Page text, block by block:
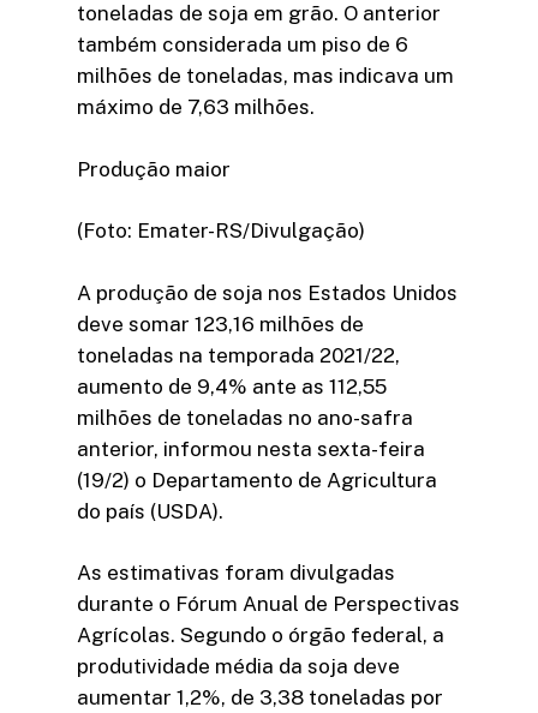
toneladas de soja em grão. O anterior
também considerada um piso de 6
milhões de toneladas, mas indicava um
máximo de 7,63 milhões.
Produção maior
(Foto: Emater-RS/Divulgação)
A produção de soja nos Estados Unidos
deve somar 123,16 milhões de
toneladas na temporada 2021/22,
aumento de 9,4% ante as 112,55
milhões de toneladas no ano-safra
anterior, informou nesta sexta-feira
(19/2) o Departamento de Agricultura
do país (USDA).
As estimativas foram divulgadas
durante o Fórum Anual de Perspectivas
Agrícolas. Segundo o órgão federal, a
produtividade média da soja deve
aumentar 1,2%, de 3,38 toneladas por